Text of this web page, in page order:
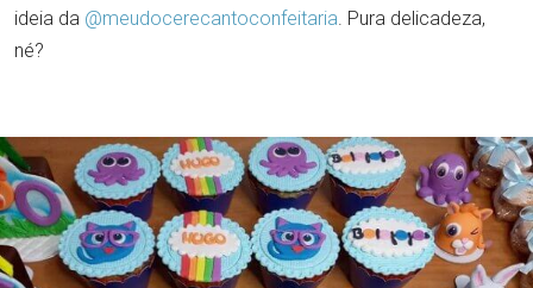
ideia da @meudocerecantoconfeitaria. Pura delicadeza,
né?